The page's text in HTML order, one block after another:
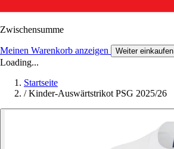
Zwischensumme
Meinen Warenkorb anzeigen Weiter einkaufen
Loading...
Startseite
/ Kinder-Auswärtstrikot PSG 2025/26